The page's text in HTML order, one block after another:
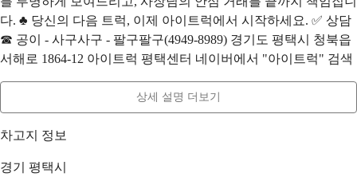
다. ♣ 당신의 다음 트럭, 이제 아이트럭에서 시작하세요. ✅ 상담
☎ 공이 - 사구사구 - 팔구팔구(4949-8989) 경기도 평택시 청북읍
서해로 1864-12 아이트럭 평택센터 네이버에서 "아이트럭" 검색
상세 설명 더보기
차고지 정보
경기 평택시